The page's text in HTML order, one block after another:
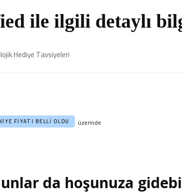
ile ilgili detaylı
Hediye Tavsiyeleri
FIYATI BELLI OLDU üzerinde
da hoşunuza